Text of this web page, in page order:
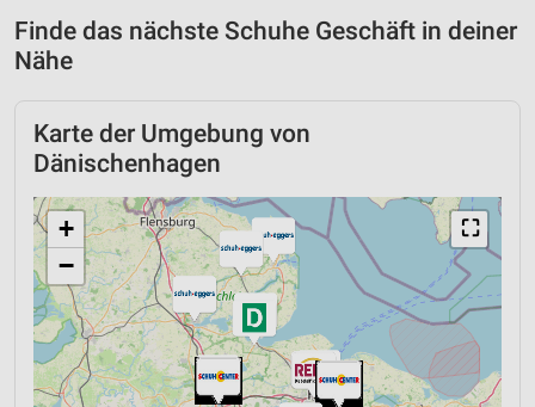
Finde das nächste Schuhe Geschäft in deiner
Nähe
Karte der Umgebung von
Dänischenhagen
⛶
+
−